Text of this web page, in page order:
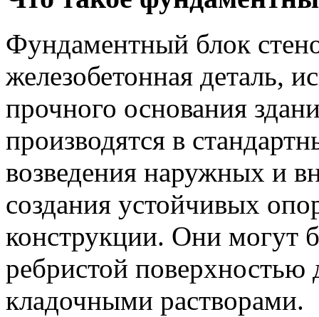
Фундаментный блок
железобетонная деталь,
прочного основания
производятся в
возведения наружных и
создания устойчивых
конструкции. Они могут
ребристой поверхностью
кладочными растворами.